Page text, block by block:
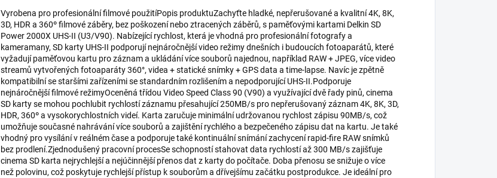
Vyrobena pro profesionální filmové použitíPopis produktuZachyťte hladké, nepřerušované a kvalitní 4K, 8K,
3D, HDR a 360º filmové záběry, bez poškození nebo ztracených záběrů, s paměťovými kartami Delkin SD
Power 2000X UHS-II (U3/V90). Nabízející rychlost, která je vhodná pro profesionální fotografy a
kameramany, SD karty UHS-II podporují nejnáročnější video režimy dnešních i budoucích fotoaparátů, které
vyžadují paměťovou kartu pro záznam a ukládání více souborů najednou, například RAW + JPEG, více video
streamů vytvořených fotoaparáty 360°, videa + statické snímky + GPS data a time-lapse. Navíc je zpětně
kompatibilní se staršími zařízeními se standardním rozlišením a nepodporující UHS-II.Podporuje
nejnáročnější filmové režimyOceněná třídou Video Speed Class 90 (V90) a využívající dvě řady pinů, cinema
SD karty se mohou pochlubit rychlostí záznamu přesahující 250MB/s pro nepřerušovaný záznam 4K, 8K, 3D,
HDR, 360º a vysokorychlostních videí. Karta zaručuje minimální udržovanou rychlost zápisu 90MB/s, což
umožňuje současné nahrávání více souborů a zajištění rychlého a bezpečeného zápisu dat na kartu. Je také
vhodný pro vysílání v reálném čase a podporuje také kontinuální snímání zachycení rapid-fire RAW snímků
bez prodlení.Zjednodušený pracovní procesSe schopností stahovat data rychlostí až 300 MB/s zajišťuje
cinema SD karta nejrychlejší a nejúčinnější přenos dat z karty do počítače. Doba přenosu se snižuje o více
než polovinu, což poskytuje rychlejší přístup k souborům a dřívejšímu začátku postprodukce. Je ideální pro